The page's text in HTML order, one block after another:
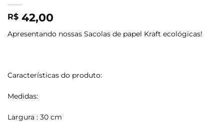
R$ 42,00
Apresentando nossas Sacolas de papel Kraft ecológicas!
Características do produto:
Medidas:
Largura : 30 cm